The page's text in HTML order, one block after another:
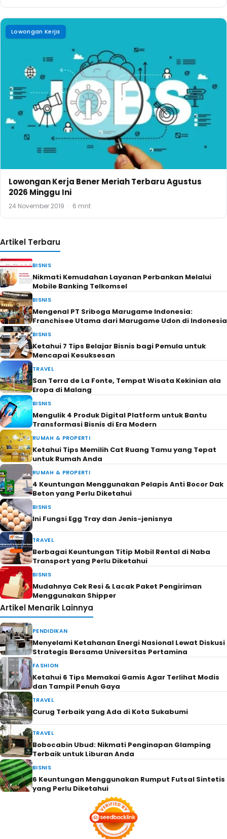
Lowongan Kerja
Lowongan Kerja Bener Meriah Terbaru Agustus
2026 Minggu Ini
24 November 2019 · 6 mnt
Artikel Terbaru
BISNIS
Nikmati Kemudahan Layanan Perbankan Melalui
Mobile Banking Telkomsel
BISNIS
Mengenal PT Sriboga Marugame Indonesia:
Franchisee Utama dari Marugame Udon di Indonesia
BISNIS
Ketahui 7 Tips Belajar Bisnis bagi Pemula untuk
Mencapai Kesuksesan
TRAVEL
San Terra de La Fonte, Tempat Wisata Kekinian ala
Eropa di Malang
BISNIS
Mengulik 4 Produk Digital Platform untuk Bantu
Transformasi Bisnis di Era Modern
RUMAH & PROPERTI
Ketahui Tips Memilih Cat Ruang Tamu yang Tepat
untuk Rumah Anda
RUMAH & PROPERTI
4 Keuntungan Menggunakan Pelapis Anti Bocor Dak
Beton yang Perlu Diketahui
BISNIS
Ini Fungsi Egg Tray dan Jenis-jenisnya
TRAVEL
Berbagai Keuntungan Titip Mobil Rental di Naba
Transport yang Perlu Diketahui
BISNIS
Mudahnya Cek Resi & Lacak Paket Pengiriman
Menggunakan Shipper
Artikel Menarik Lainnya
PENDIDIKAN
Menyelami Ketahanan Energi Nasional Lewat Diskusi
Strategis Bersama Universitas Pertamina
FASHION
Ketahui 6 Tips Memakai Gamis Agar Terlihat Modis
dan Tampil Penuh Gaya
TRAVEL
Curug Terbaik yang Ada di Kota Sukabumi
TRAVEL
Bobocabin Ubud: Nikmati Penginapan Glamping
Terbaik untuk Liburan Anda
BISNIS
6 Keuntungan Menggunakan Rumput Futsal Sintetis
yang Perlu Diketahui